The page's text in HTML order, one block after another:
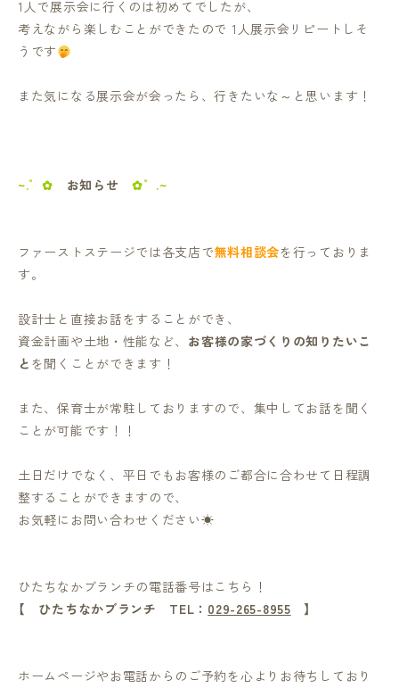
1人で展示会に行くのは初めてでしたが、
考えながら楽しむことができたので 1人展示会リピートしそ
うです
また気になる展示会が会ったら、行きたいな～と思います！
~.゜✿ お知らせ✿゜.~
ファーストステージでは各支店で無料相談会を行っておりま
す。
設計士と直接お話をすることができ、
資金計画や土地・性能など、 お客様の家づくりの知りたいこ
と を聞くことができます！
また、保育士が常駐しておりますので、集中してお話を聞く
ことが可能です！！
土日だけでなく、平日でもお客様のご都合に合わせて日程調
整することができますので、
お気軽にお問い合わせください☀
ひたちなかブランチの電話番号はこちら！
【 ひたちなかブランチ TEL： 029-265-8955 】
ホームページやお電話からのご予約を心よりお待ちしており